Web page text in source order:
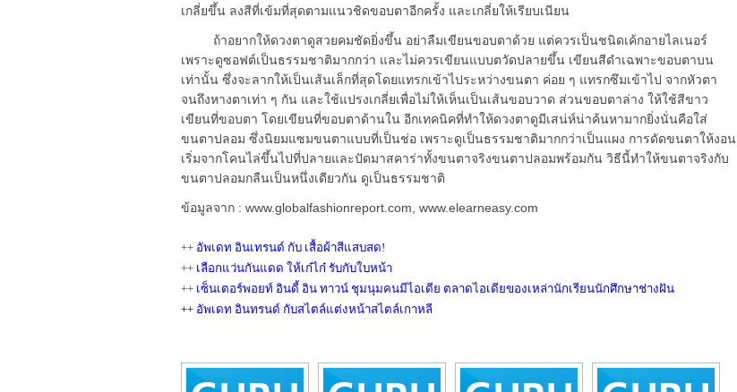
เกลี่ยขึ้น ลงสีที่เข้มที่สุดตามแนวชิดขอบตาอีกครั้ง และเกลี่ยให้เรียบเนียน
ถ้าอยากให้ดวงตาดูสวยคมชัดยิ่งขึ้น อย่าลืมเขียนขอบตาด้วย แต่ควรเป็นชนิดเค้กอายไลเนอร์
เพราะดูซอฟต์เป็นธรรมชาติมากกว่า และไม่ควรเขียนแบบตวัดปลายขึ้น เขียนสีดำเฉพาะขอบตาบน
เท่านั้น ซึ่งจะลากให้เป็นเส้นเล็กที่สุดโดยแทรกเข้าไประหว่างขนตา ค่อย ๆ แทรกซึมเข้าไป จากหัวตา
จนถึงหางตาเท่า ๆ กัน และใช้แปรงเกลี่ยเพื่อไม่ให้เห็นเป็นเส้นขอบวาด ส่วนขอบตาล่าง ให้ใช้สีขาว
เขียนที่ขอบตา โดยเขียนที่ขอบตาด้านใน อีกเทคนิคที่ทำให้ดวงตาดูมีเสน่ห์น่าค้นหามากยิ่งนั่นคือใส่
ขนตาปลอม ซึ่งนิยมแซมขนตาแบบที่เป็นช่อ เพราะดูเป็นธรรมชาติมากกว่าเป็นแผง การดัดขนตาให้งอน
เริ่มจากโคนไล่ขึ้นไปที่ปลายและปัดมาสคาร่าทั้งขนตาจริงขนตาปลอมพร้อมกัน วิธีนี้ทำให้ขนตาจริงกับ
ขนตาปลอมกลืนเป็นหนึ่งเดียวกัน ดูเป็นธรรมชาติ
ข้อมูลจาก : www.globalfashionreport.com, www.elearneasy.com
++ อัพเดท อินเทรนด์ กับ เสื้อผ้าสีแสบสด!
++ เลือกแว่นกันแดด ให้เก๋ไก๋ รับกับใบหน้า
++ เซ็นเตอร์พอยท์ อินดี้ อิน ทาวน์ ชุมนุมคนมีไอเดีย ตลาดไอเดียของเหล่านักเรียนนักศึกษาช่างฝัน
++ อัพเดท อินทรนด์ กับสไตล์แต่งหน้าสไตล์เกาหลี